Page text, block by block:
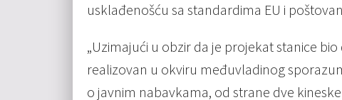
usklađenošću sa standardima EU i
„Uzimajući u obzir da je projekat stanice
realizovan u okviru međuvladinog
o javnim nabavkama, od strane dve